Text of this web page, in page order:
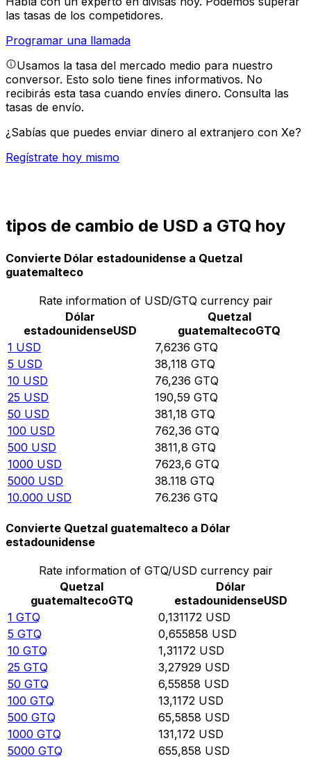
las tasas de los competidores.
Programar una llamada
Usamos la tasa del mercado medio para nuestro
conversor. Esto solo tiene fines informativos. No
recibirás esta tasa cuando envíes dinero. Consulta las
tasas de envío.
¿Sabías que puedes enviar dinero al extranjero con Xe?
Regístrate hoy mismo
tipos de cambio de USD a GTQ hoy
Convierte Dólar estadounidense a Quetzal
guatemalteco
Rate information of USD/GTQ currency pair
Dólar
estadounidenseUSD
Quetzal
guatemaltecoGTQ
1 USD 7,6236 GTQ
5 USD 38,118 GTQ
10 USD 76,236 GTQ
25 USD 190,59 GTQ
50 USD 381,18 GTQ
100 USD 762,36 GTQ
500 USD 3811,8 GTQ
1000 USD 7623,6 GTQ
5000 USD 38.118 GTQ
10.000 USD 76.236 GTQ
Convierte Quetzal guatemalteco a Dólar
estadounidense
Rate information of GTQ/USD currency pair
Quetzal
guatemaltecoGTQ
Dólar
estadounidenseUSD
1 GTQ 0,131172 USD
5 GTQ 0,655858 USD
10 GTQ 1,31172 USD
25 GTQ 3,27929 USD
50 GTQ 6,55858 USD
100 GTQ 13,1172 USD
500 GTQ 65,5858 USD
1000 GTQ 131,172 USD
5000 GTQ 655,858 USD